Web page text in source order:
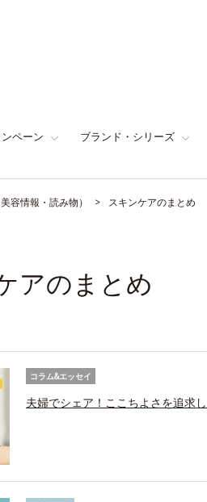
ペーン ブランド・シリーズ
容情報・読み物） スキンケアのまとめ
アのまとめ
コラム&エッセイ
夫婦でシェア！ここちよさを追求